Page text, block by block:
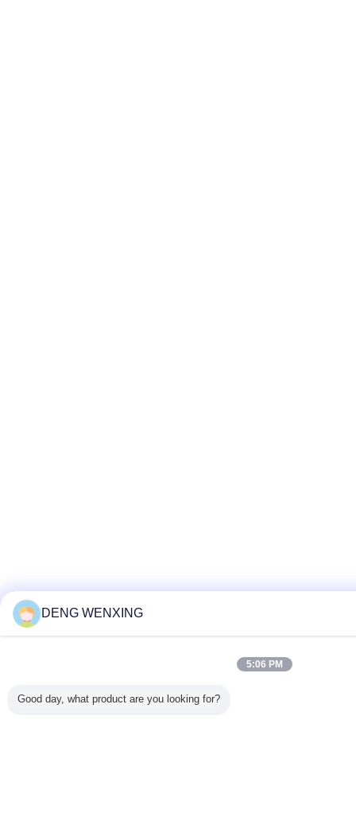
DENG WENXING
5:06 PM
Good day, what product are you looking for?